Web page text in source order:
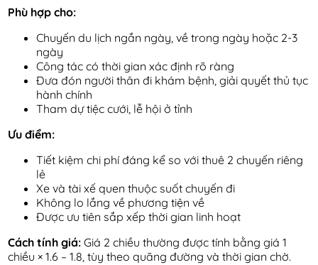
Phù hợp cho:
Chuyến du lịch ngắn ngày, về trong ngày hoặc 2-3
ngày
Công tác có thời gian xác định rõ ràng
Đưa đón người thân đi khám bệnh, giải quyết thủ tục
hành chính
Tham dự tiệc cưới, lễ hội ở tỉnh
Ưu điểm:
Tiết kiệm chi phí đáng kể so với thuê 2 chuyến riêng
lẻ
Xe và tài xế quen thuộc suốt chuyến đi
Không lo lắng về phương tiện về
Được ưu tiên sắp xếp thời gian linh hoạt
Cách tính giá:Giá 2 chiều thường được tính bằng giá 1
chiều × 1.6 – 1.8, tùy theo quãng đường và thời gian chờ.